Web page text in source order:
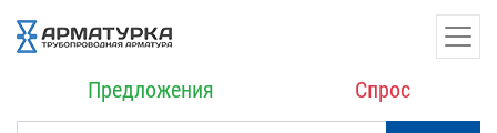
Предложения Спрос